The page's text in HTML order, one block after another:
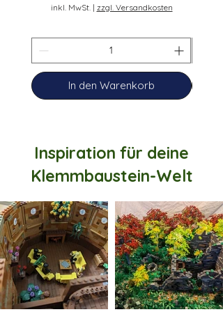
inkl. MwSt.| zzgl. Versandkosten
In den Warenkorb
Inspiration für deine
Klemmbaustein-Welt